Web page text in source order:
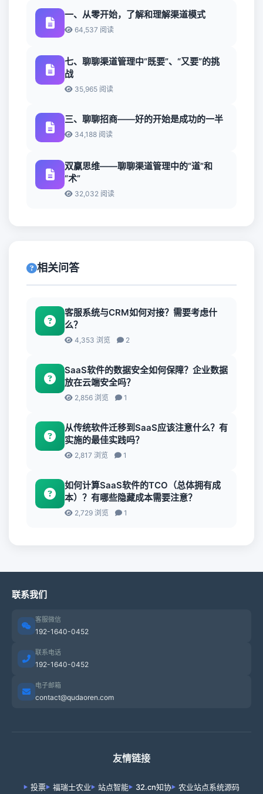
一、从零开始，了解和理解渠道模式
64,537 阅读
七、聊聊渠道管理中“既要”、“又要”的挑
战
35,965 阅读
三、聊聊招商——好的开始是成功的一半
34,188 阅读
双赢思维——聊聊渠道管理中的“道”和
“术”
32,032 阅读
相关问答
客服系统与CRM如何对接？需要考虑什
么？
4,353 浏览 2
SaaS软件的数据安全如何保障？企业数据
放在云端安全吗？
2,856 浏览 1
从传统软件迁移到SaaS应该注意什么？有
实施的最佳实践吗？
2,817 浏览 1
如何计算SaaS软件的TCO（总体拥有成
本）？有哪些隐藏成本需要注意？
2,729 浏览 1
联系我们
客服微信
192-1640-0452
联系电话
192-1640-0452
电子邮箱
contact@qudaoren.com
友情链接
投票 福瑞士农业 站点智能 32.cn知协 农业站点系统源码